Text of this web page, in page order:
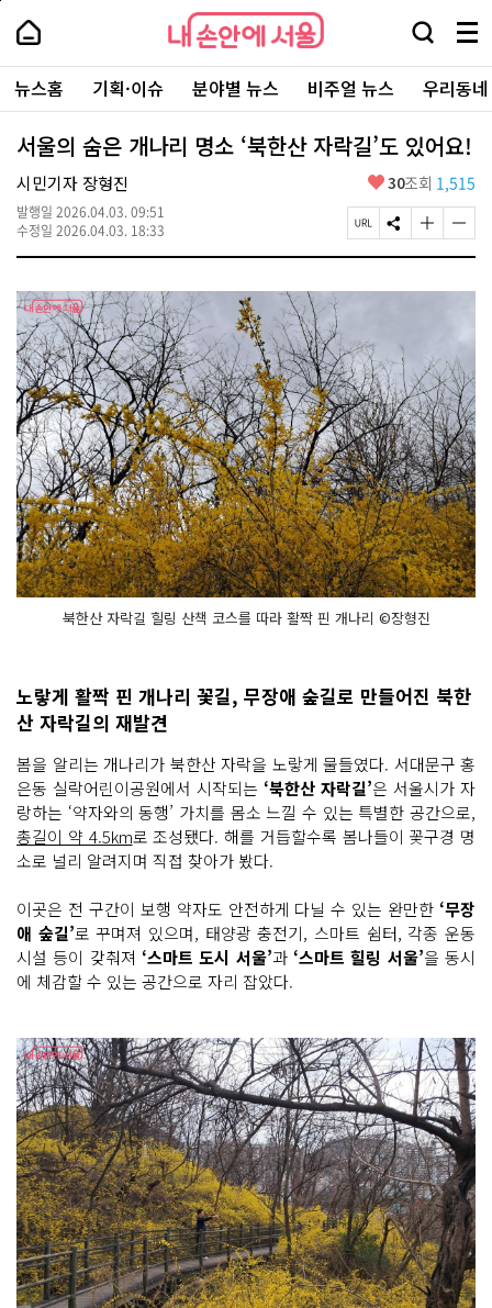
본
로
가
내
손
안
에
서
울
-
서
울
시
대
표
소
포
털
내
손
에
울
검
창
열
기
메
뉴
전
체
보
기
주
요
서
뉴스홈 기획·이슈 분야별 뉴스 비주얼 뉴스 우리동
서울의 숨은 개나리 명소 ‘북한산 자락길’도 있어요!
시민기자 장형진
발행일 2026.04.03. 09:51
수정일 2026.04.03. 18:33
좋
요
30조회 1,515
페
이
U
복
사
S
N
공
기
글
자
기
경
하
기
글
자
기
변
경
하
기
북한산 자락길 힐링 산책 코스를 따라 활짝 핀 개나리 ©장형진
노랗게 활짝 핀 개나리 꽃길, 무장애 숲길로 만들어진 북한
산 자락길의 재발견
봄을 알리는 개나리가 북한산 자락을 노랗게 물들였다. 서대문구 홍
은동 실락어린이공원에서 시작되는 ‘북한산 자락길’은 서울시가 자
랑하는 ‘약자와의 동행’ 가치를 몸소 느낄 수 있는 특별한 공간으로,
총길이 약 4.5km로 조성됐다. 해를 거듭할수록 봄나들이 꽃구경 명
소로 널리 알려지며 직접 찾아가 봤다.
이곳은 전 구간이 보행 약자도 안전하게 다닐 수 있는 완만한 ‘무장
애 숲길’로 꾸며져 있으며, 태양광 충전기, 스마트 쉼터, 각종 운동
시설 등이 갖춰져 ‘스마트 도시 서울’과 ‘스마트 힐링 서울’을 동시
에 체감할 수 있는 공간으로 자리 잡았다.
페
상
단
로